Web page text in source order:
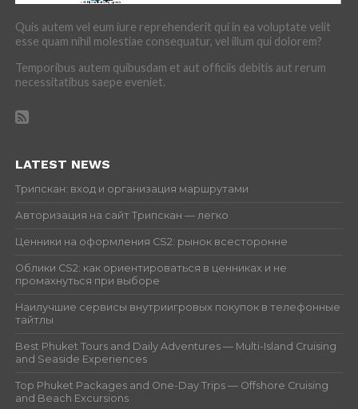
Quis autem vel eum iure reprehenderit qui in ea voluptate velit
esse quam nihil molestiae consequatur, vel illum qui dolorem?
Temporibus autem quibusdam et aut officiis debitis aut rerum
necessitatibus saepe eveniet.
LATEST NEWS
Трипскан: вход и организация маршрутами
Авторизация на сайт Трипскан — легко
Ценники на оформления CS2: рынок всесторонне
Облики CS2: как ориентироваться в ценниках и не
промахнуться при выборе
Наилучшие сервисы внутриигровых покупок в телефонные
тайтлы
Best Phuket Tours and Daily Adventures — Multi-Island Cruising
and Seaside Experiences
Top Phuket Packages and One-Day Trips — Offshore Cruising
and Beach Excursions